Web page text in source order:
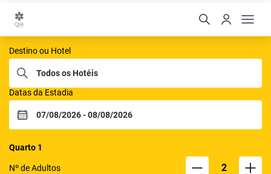
CHA Hoteis
Destino ou Hotel
Datas da Estadia
Quarto 1
Nº de Adultos 2